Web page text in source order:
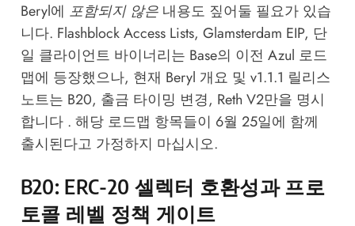
Beryl에 포함되지 않은내용도 짚어둘 필요가 있습
니다. Flashblock Access Lists, Glamsterdam EIP, 단
일 클라이언트 바이너리는 Base의 이전 Azul 로드
맵에 등장했으나, 현재 Beryl 개요 및 v1.1.1 릴리스
노트는 B20, 출금 타이밍 변경, Reth V2만을 명시
합니다 . 해당 로드맵 항목들이 6월 25일에 함께
출시된다고 가정하지 마십시오.
B20: ERC-20 셀렉터 호환성과 프로
토콜 레벨 정책 게이트